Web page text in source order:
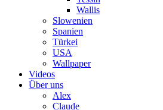
Wallis
Slowenien
Spanien
Türkei
USA
Wallpaper
Videos
Über uns
Alex
Claude